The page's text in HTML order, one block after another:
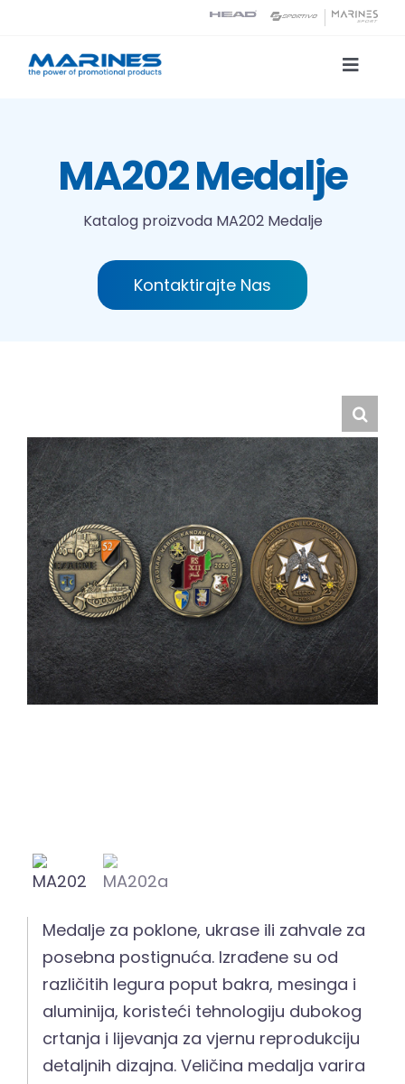
content
Toggle
Tehnologije tiska
MA202 Medalje
Katalog proizvoda MA202 Medalje
Kontaktirajte Nas
Medalje za poklone, ukrase ili zahvale za
posebna postignuća. Izrađene su od
različitih legura poput bakra, mesinga i
aluminija, koristeći tehnologiju dubokog
crtanja i lijevanja za vjernu reprodukciju
detaljnih dizajna. Veličina medalja varira